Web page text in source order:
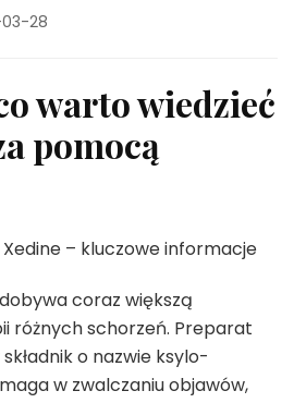
28
warto wiedzieć
pomocą
– kluczowe informacje
coraz większą
różnych schorzeń. Preparat
o nazwie ksylo-
w zwalczaniu objawów,